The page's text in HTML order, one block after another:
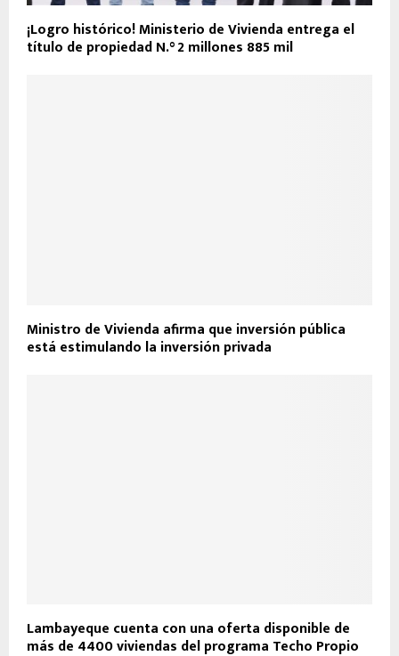
¡Logro histórico! Ministerio de Vivienda entrega el
título de propiedad N.° 2 millones 885 mil
Ministro de Vivienda afirma que inversión pública
está estimulando la inversión privada
Lambayeque cuenta con una oferta disponible de
más de 4400 viviendas del programa Techo Propio